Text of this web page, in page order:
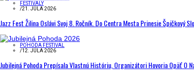
FESTIVALY
/21. JÚLA 2026
Jazz Fest Žilina Oslávi Svoj 8. Ročník. Do Centra Mesta Prinesie Špičkový
POHODA FESTIVAL
/12. JÚLA 2026
Jubilejná Pohoda Prepísala Vlastnú Históriu, Organizátori Hovoria Opäť O